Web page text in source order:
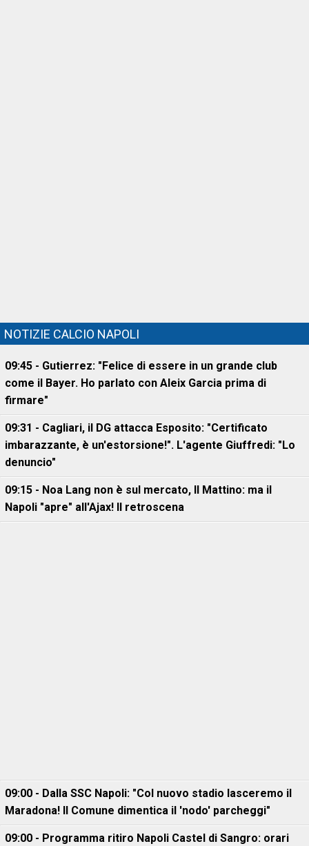
NOTIZIE CALCIO NAPOLI
09:45 - Gutierrez: "Felice di essere in un grande club
come il Bayer. Ho parlato con Aleix Garcia prima di
firmare"
09:31 - Cagliari, il DG attacca Esposito: "Certificato
imbarazzante, è un'estorsione!". L'agente Giuffredi: "Lo
denuncio"
09:15 - Noa Lang non è sul mercato, Il Mattino: ma il
Napoli "apre" all'Ajax! Il retroscena
09:00 - Dalla SSC Napoli: "Col nuovo stadio lasceremo il
Maradona! Il Comune dimentica il 'nodo' parcheggi"
09:00 - Programma ritiro Napoli Castel di Sangro: orari